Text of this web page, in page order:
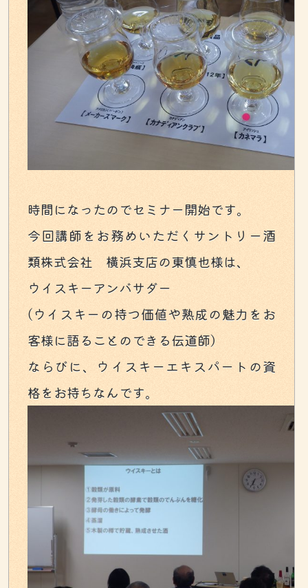
時間になったのでセミナー開始です。
今回講師をお務めいただくサントリー酒
類株式会社 横浜支店の東慎也様は、
ウイスキーアンバサダー
(ウイスキーの持つ価値や熟成の魅力をお
客様に語ることのできる伝道師）
ならびに、ウイスキーエキスパートの資
格をお持ちなんです。